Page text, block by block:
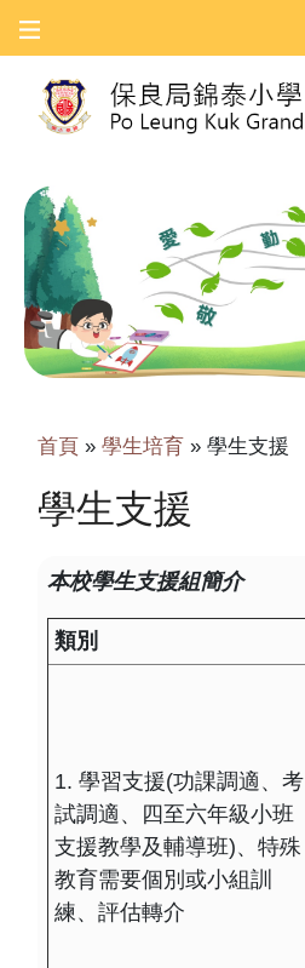
首頁 » 學生培育 » 學生支援
學生支援
本校學生支援組簡介
類別
1. 學習支援(功課調適、考
試調適、四至六年級小班
支援教學及輔導班)、特殊
教育需要個別或小組訓
練、評估轉介